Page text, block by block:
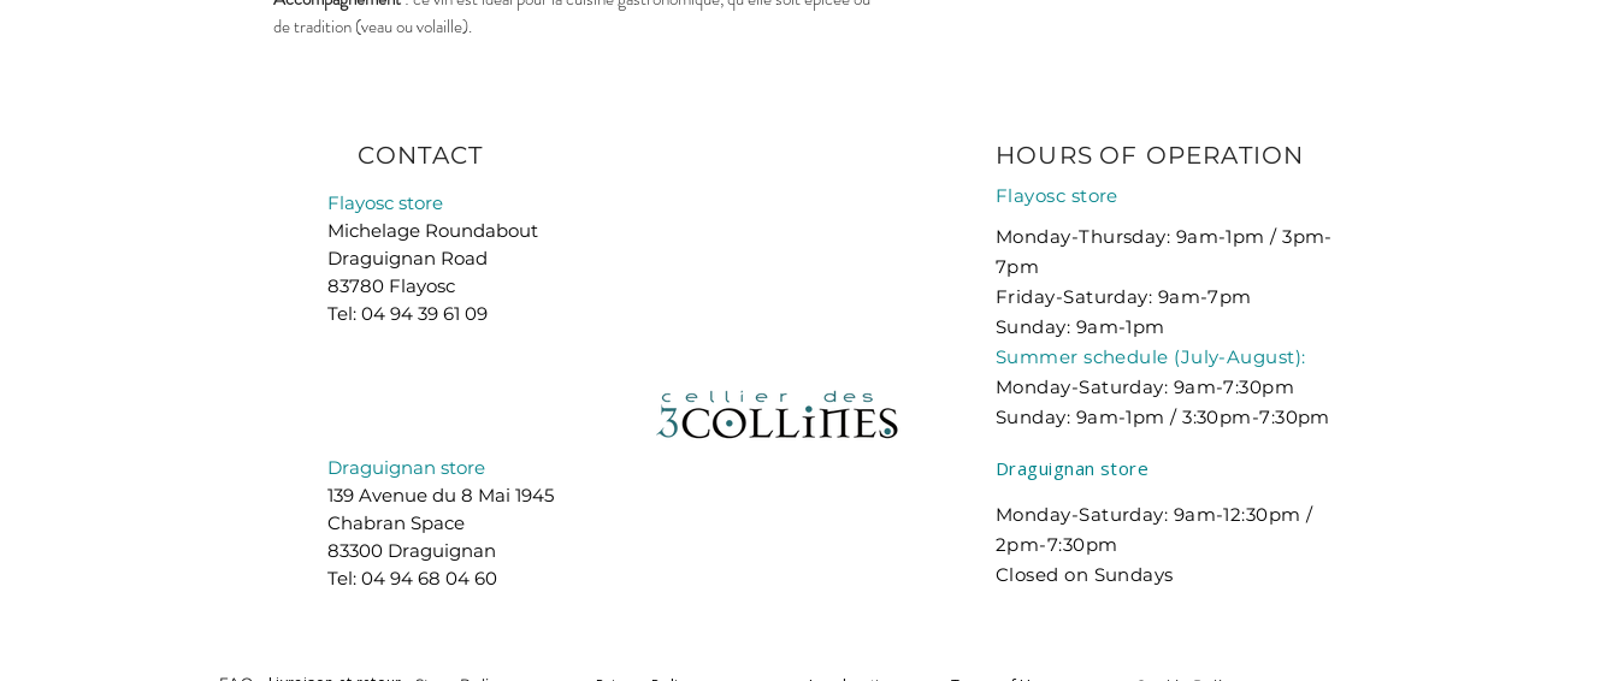
de tradition (veau ou volaille).
CONTACT
Flayosc store
Michelage Roundabout
Draguignan Road
83780 Flayosc
Tel: 04 94 39 61 09
Draguignan store
139 Avenue du 8 Mai 1945
Chabran Space
83300 Draguignan
Tel: 04 94 68 04 60
HOURS OF OPERATION
Flayosc store
Monday-Thursday: 9am-1pm / 3pm-
7pm
Friday-Saturday: 9am-7pm
Sunday: 9am-1pm
Summer schedule (July-August):
Monday-Saturday: 9am-7:30pm
Sunday: 9am-1pm / 3:30pm-7:30pm
Draguignan store
Monday-Saturday: 9am-12:30pm /
2pm-7:30pm
Closed on Sundays